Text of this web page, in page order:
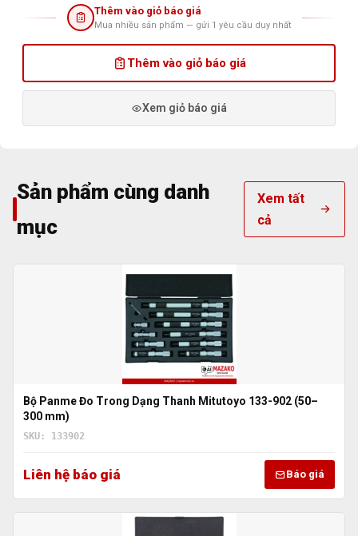
Thêm vào giỏ báo giá
Mua nhiều sản phẩm — gửi 1 yêu cầu duy nhất
Thêm vào giỏ báo giá
Xem giỏ báo giá
Sản phẩm cùng danh
mục
Xem tất
cả
Bộ Panme Đo Trong Dạng Thanh Mitutoyo 133-902 (50–
300 mm)
SKU: 133902
Liên hệ báo giá Báo giá